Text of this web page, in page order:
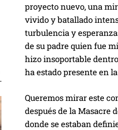
proyecto nuevo, una
vivido y batallado
turbulencia y
de su padre quien fue
hizo insoportable
ha estado presente en
Queremos mirar este
después de la Masacre
donde se estaban